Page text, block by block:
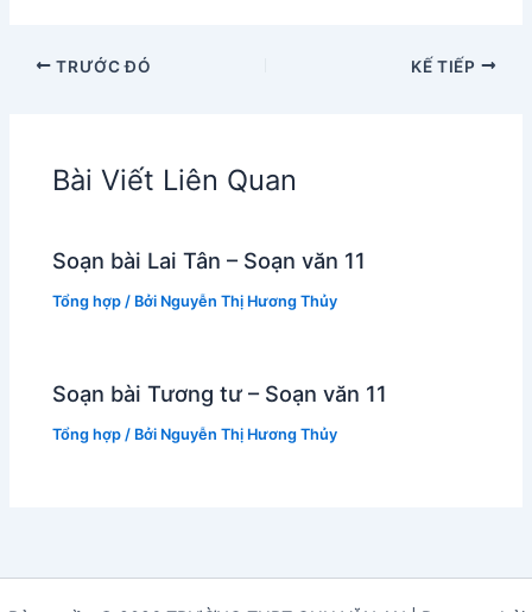
TRƯỚC ĐÓ KẾ TIẾP
Bài Viết Liên Quan
Soạn bài Lai Tân – Soạn văn 11
Tổng hợp / Bởi Nguyễn Thị Hương Thủy
Soạn bài Tương tư – Soạn văn 11
Tổng hợp / Bởi Nguyễn Thị Hương Thủy